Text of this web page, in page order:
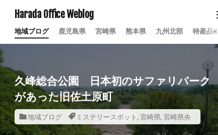
Harada Office Weblog
地域ブログ 鹿児島県 宮崎県 熊本県 九州北部 特産品
久峰総合公園 日本初のサファリパーク
があった旧佐土原町
地域ブログ ミステリースポット, 宮崎県, 宮崎県央